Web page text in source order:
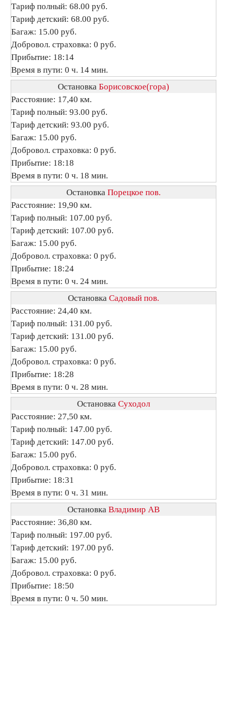
Тариф полный: 68.00 руб.
Тариф детский: 68.00 руб.
Багаж: 15.00 руб.
Добровол. страховка: 0 руб.
Прибытие: 18:14
Время в пути: 0 ч. 14 мин.
Остановка Борисовское(гора)
Расстояние: 17,40 км.
Тариф полный: 93.00 руб.
Тариф детский: 93.00 руб.
Багаж: 15.00 руб.
Добровол. страховка: 0 руб.
Прибытие: 18:18
Время в пути: 0 ч. 18 мин.
Остановка Порецкое пов.
Расстояние: 19,90 км.
Тариф полный: 107.00 руб.
Тариф детский: 107.00 руб.
Багаж: 15.00 руб.
Добровол. страховка: 0 руб.
Прибытие: 18:24
Время в пути: 0 ч. 24 мин.
Остановка Садовый пов.
Расстояние: 24,40 км.
Тариф полный: 131.00 руб.
Тариф детский: 131.00 руб.
Багаж: 15.00 руб.
Добровол. страховка: 0 руб.
Прибытие: 18:28
Время в пути: 0 ч. 28 мин.
Остановка Суходол
Расстояние: 27,50 км.
Тариф полный: 147.00 руб.
Тариф детский: 147.00 руб.
Багаж: 15.00 руб.
Добровол. страховка: 0 руб.
Прибытие: 18:31
Время в пути: 0 ч. 31 мин.
Остановка Владимир АВ
Расстояние: 36,80 км.
Тариф полный: 197.00 руб.
Тариф детский: 197.00 руб.
Багаж: 15.00 руб.
Добровол. страховка: 0 руб.
Прибытие: 18:50
Время в пути: 0 ч. 50 мин.